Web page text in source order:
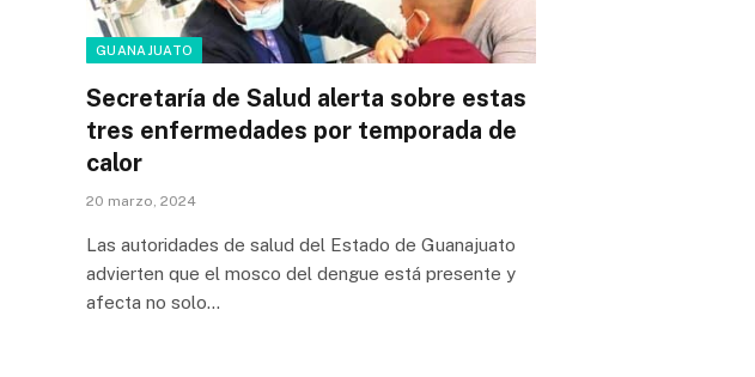
GUANAJUATO
Secretaría de Salud alerta sobre estas
tres enfermedades por temporada de
calor
20 marzo, 2024
Las autoridades de salud del Estado de Guanajuato
advierten que el mosco del dengue está presente y
afecta no solo…